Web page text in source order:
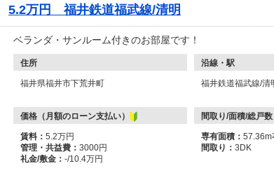
5.2万円 福井鉄道福武線/清明
ベランダ・サンルーム付きのお部屋です！
住所 沿線・駅
福井県福井市下荒井町 福井鉄道福武線/清
価格（月額のローン支払い） 間取り/面積/総戸数
賃料： 5.2万円
管理・共益費： 3000円
礼金/敷金： -/10.4万円
専有面積： 57.36m
間取り： 3DK